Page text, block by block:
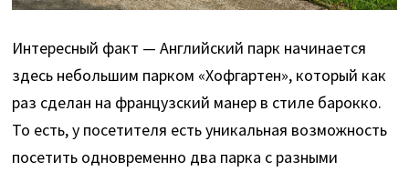
Интересный факт — Английский парк начинается
здесь небольшим парком «Хофгартен», который как
раз сделан на французский манер в стиле барокко.
То есть, у посетителя есть уникальная возможность
посетить одновременно два парка с разными